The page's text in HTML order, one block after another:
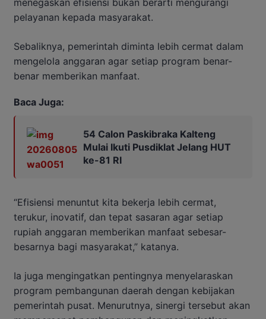
menegaskan efisiensi bukan berarti mengurangi
pelayanan kepada masyarakat.
Sebaliknya, pemerintah diminta lebih cermat dalam
mengelola anggaran agar setiap program benar-
benar memberikan manfaat.
Baca Juga:
54 Calon Paskibraka Kalteng
Mulai Ikuti Pusdiklat Jelang HUT
ke-81 RI
“Efisiensi menuntut kita bekerja lebih cermat,
terukur, inovatif, dan tepat sasaran agar setiap
rupiah anggaran memberikan manfaat sebesar-
besarnya bagi masyarakat,” katanya.
Ia juga mengingatkan pentingnya menyelaraskan
program pembangunan daerah dengan kebijakan
pemerintah pusat. Menurutnya, sinergi tersebut akan